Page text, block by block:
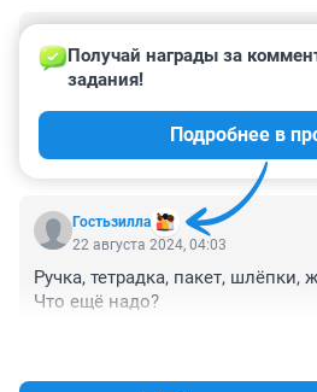
22 августа 2024, 10:31
где они рубашки по 1500р
рубашку в ДМ уже 5 лет, цена не
это для девочки. Остальное
родителей.
Гостьзилла
Получай награды за
задания!
Подробнее в
22 августа 2024, 04:03
Ручка, тетрадка, пакет, шлёпки,
Что ещё надо?